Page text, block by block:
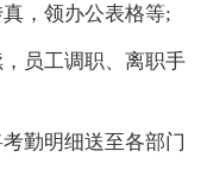
，领办公表格等;
员工调职、离职手
勤明细送至各部门